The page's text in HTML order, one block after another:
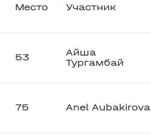
Место Участник
53
Айша
Тургамбай
75 Anel Aubakirova